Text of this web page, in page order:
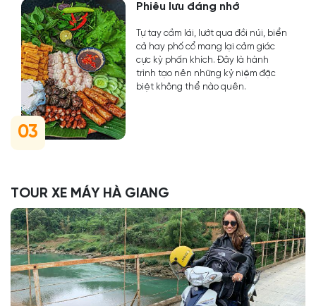
03
Phiêu lưu đáng nhớ
Tự tay cầm lái, lướt qua đồi núi, biển
cả hay phố cổ mang lại cảm giác
cực kỳ phấn khích. Đây là hành
trình tạo nên những kỷ niệm đặc
biệt không thể nào quên.
TOUR XE MÁY HÀ GIANG